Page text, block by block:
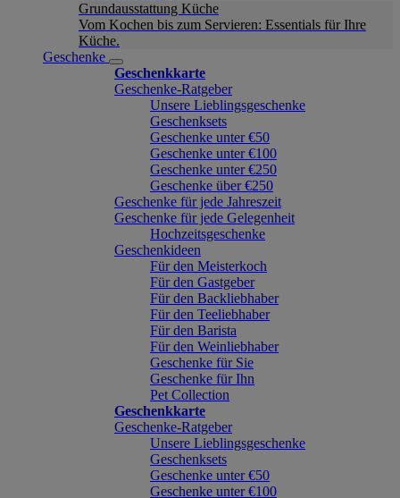
Grundausstattung Küche
Vom Kochen bis zum Servieren: Essentials für Ihre
Küche.
Geschenke
Geschenkkarte
Geschenke-Ratgeber
Unsere Lieblingsgeschenke
Geschenksets
Geschenke unter €50
Geschenke unter €100
Geschenke unter €250
Geschenke über €250
Geschenke für jede Jahreszeit
Geschenke für jede Gelegenheit
Hochzeitsgeschenke
Geschenkideen
Für den Meisterkoch
Für den Gastgeber
Für den Backliebhaber
Für den Teeliebhaber
Für den Barista
Für den Weinliebhaber
Geschenke für Sie
Geschenke für Ihn
Pet Collection
Geschenkkarte
Geschenke-Ratgeber
Unsere Lieblingsgeschenke
Geschenksets
Geschenke unter €50
Geschenke unter €100